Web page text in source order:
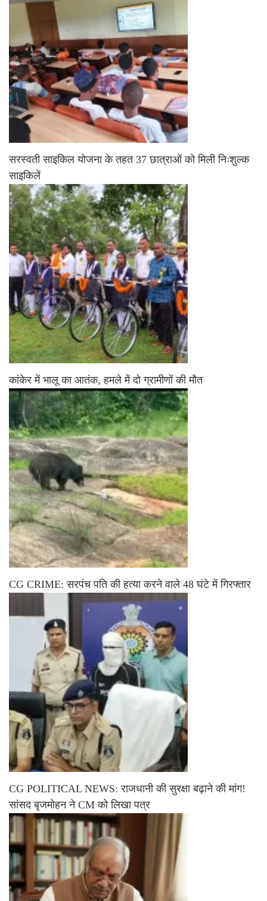
सरस्वती साइकिल योजना के तहत 37 छात्राओं को मिली निःशुल्क
साइकिलें
कांकेर में भालू का आतंक, हमले में दो ग्रामीणों की मौत
CG CRIME: सरपंच पति की हत्या करने वाले 48 घंटे में गिरफ्तार
CG POLITICAL NEWS: राजधानी की सुरक्षा बढ़ाने की मांग!
सांसद बृजमोहन ने CM को लिखा पत्र